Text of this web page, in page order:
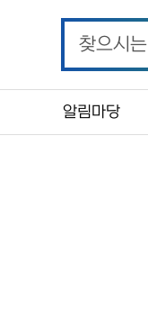
찾으시는
알림마당